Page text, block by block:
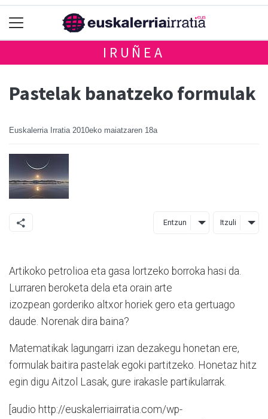
IRUÑEA
Pastelak banatzeko formulak
Euskalerria Irratia 2010eko maiatzaren 18a
Entzun Itzuli
Artikoko petrolioa eta gasa lortzeko borroka hasi da.
Lurraren beroketa dela eta orain arte
izozpean gorderiko altxor horiek gero eta gertuago
daude. Norenak dira baina?
Matematikak lagungarri izan dezakegu honetan ere,
formulak baitira pastelak egoki partitzeko. Honetaz hitz
egin digu Aitzol Lasak, gure irakasle partikularrak.
[audio http://euskalerriairratia.com/wp-